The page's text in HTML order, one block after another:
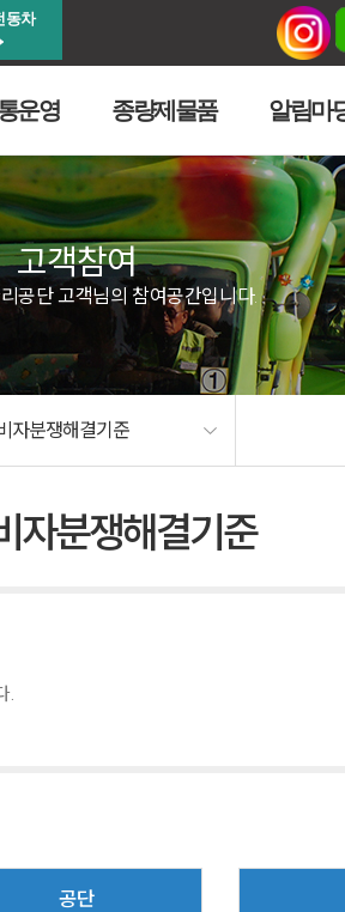
동차
운영 종량제물품 알림마
고객참여
공단 고객님의 참여공간입니다.
자분쟁해결기준
자분쟁해결기준
.
공단